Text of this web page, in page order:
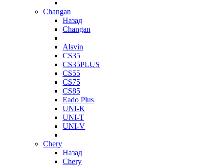
Changan
Назад
Changan
Alsvin
CS35
CS35PLUS
CS55
CS75
CS85
Eado Plus
UNI-K
UNI-T
UNI-V
Chery
Назад
Chery